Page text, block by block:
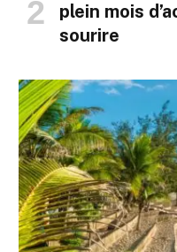
plein mois
sourire